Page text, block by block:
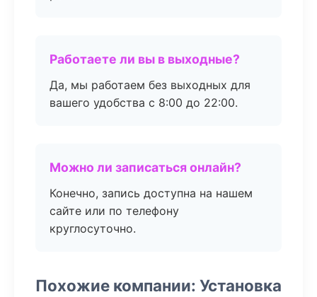
Работаете ли вы в выходные?
Да, мы работаем без выходных для
вашего удобства с 8:00 до 22:00.
Можно ли записаться онлайн?
Конечно, запись доступна на нашем
сайте или по телефону
круглосуточно.
Похожие компании: Установка